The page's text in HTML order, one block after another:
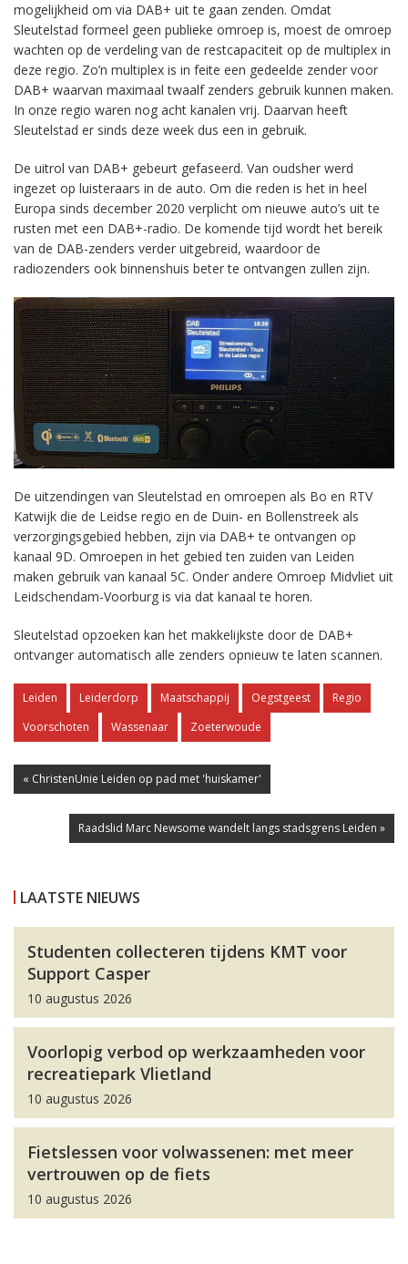
mogelijkheid om via DAB+ uit te gaan zenden. Omdat
Sleutelstad formeel geen publieke omroep is, moest de omroep
wachten op de verdeling van de restcapaciteit op de multiplex in
deze regio. Zo’n multiplex is in feite een gedeelde zender voor
DAB+ waarvan maximaal twaalf zenders gebruik kunnen maken.
In onze regio waren nog acht kanalen vrij. Daarvan heeft
Sleutelstad er sinds deze week dus een in gebruik.
De uitrol van DAB+ gebeurt gefaseerd. Van oudsher werd
ingezet op luisteraars in de auto. Om die reden is het in heel
Europa sinds december 2020 verplicht om nieuwe auto’s uit te
rusten met een DAB+-radio. De komende tijd wordt het bereik
van de DAB-zenders verder uitgebreid, waardoor de
radiozenders ook binnenshuis beter te ontvangen zullen zijn.
De uitzendingen van Sleutelstad en omroepen als Bo en RTV
Katwijk die de Leidse regio en de Duin- en Bollenstreek als
verzorgingsgebied hebben, zijn via DAB+ te ontvangen op
kanaal 9D. Omroepen in het gebied ten zuiden van Leiden
maken gebruik van kanaal 5C. Onder andere Omroep Midvliet uit
Leidschendam-Voorburg is via dat kanaal te horen.
Sleutelstad opzoeken kan het makkelijkste door de DAB+
ontvanger automatisch alle zenders opnieuw te laten scannen.
Leiden Leiderdorp Maatschappij Oegstgeest
Regio
Voorschoten
Wassenaar Zoeterwoude
« ChristenUnie Leiden op pad met 'huiskamer'
Raadslid Marc Newsome wandelt langs stadsgrens Leiden »
LAATSTE NIEUWS
Studenten collecteren tijdens KMT voor
Support Casper
10 augustus 2026
Voorlopig verbod op werkzaamheden voor
recreatiepark Vlietland
10 augustus 2026
Fietslessen voor volwassenen: met meer
vertrouwen op de fiets
10 augustus 2026